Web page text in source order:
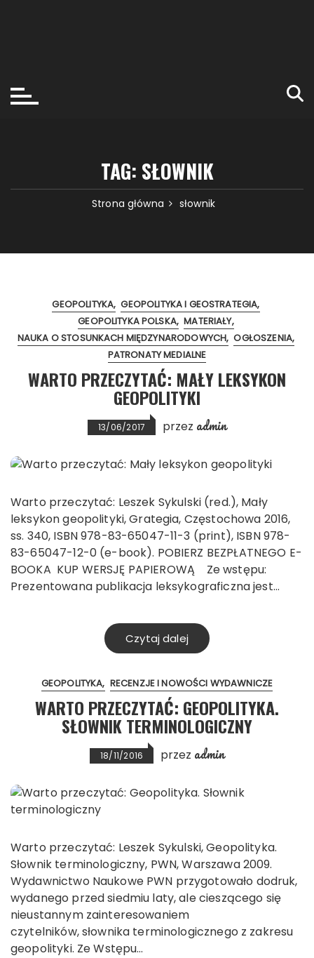
TAG: SŁOWNIK
Strona główna słownik
GEOPOLITYKA GEOPOLITYKA I GEOSTRATEGIA
GEOPOLITYKA POLSKA MATERIAŁY
NAUKA O STOSUNKACH MIĘDZYNARODOWYCH OGŁOSZENIA
PATRONATY MEDIALNE
WARTO PRZECZYTAĆ: MAŁY LEKSYKON
GEOPOLITYKI
13/06/2017 przez admin
Warto przeczytać: Leszek Sykulski (red.), Mały
leksykon geopolityki, Grategia, Częstochowa 2016,
ss. 340, ISBN 978-83-65047-11-3 (print), ISBN 978-
83-65047-12-0 (e-book). POBIERZ BEZPŁATNEGO E-
BOOKA KUP WERSJĘ PAPIEROWĄ Ze wstępu:
Prezentowana publikacja leksykograficzna jest…
Czytaj dalej
GEOPOLITYKA RECENZJE I NOWOŚCI WYDAWNICZE
WARTO PRZECZYTAĆ: GEOPOLITYKA.
SŁOWNIK TERMINOLOGICZNY
18/11/2016 przez admin
Warto przeczytać: Leszek Sykulski, Geopolityka.
Słownik terminologiczny, PWN, Warszawa 2009.
Wydawnictwo Naukowe PWN przygotowało dodruk,
wydanego przed siedmiu laty, ale cieszącego się
nieustannym zainteresowaniem
czytelników, słownika terminologicznego z zakresu
geopolityki. Ze Wstępu…